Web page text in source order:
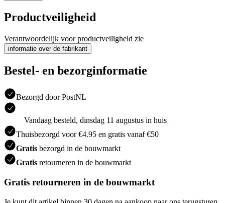
Productveiligheid
Verantwoordelijk voor productveiligheid zie
informatie over de fabrikant
Bestel- en bezorginformatie
Bezorgd door PostNL
Vandaag besteld, dinsdag 11 augustus in huis
Thuisbezorgd voor €4.95 en gratis vanaf €50
Gratis bezorgd in de bouwmarkt
Gratis retourneren in de bouwmarkt
Gratis retourneren in de bouwmarkt